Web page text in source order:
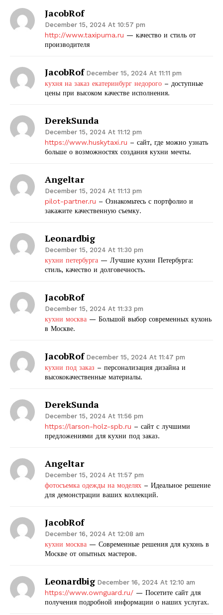
JacobRof
December 15, 2024 At 10:57 pm
http://www.taxipuma.ru — качество и стиль от
производителя
JacobRof December 15, 2024 At 11:11 pm
кухня на заказ екатеринбург недорого – доступные
цены при высоком качестве исполнения.
DerekSunda
December 15, 2024 At 11:12 pm
https://www.huskytaxi.ru – сайт, где можно узнать
больше о возможностях создания кухни мечты.
Angeltar
December 15, 2024 At 11:13 pm
pilot-partner.ru – Ознакомьтесь с портфолио и
закажите качественную съемку.
Leonardbig
December 15, 2024 At 11:30 pm
кухни петербурга — Лучшие кухни Петербурга:
стиль, качество и долговечность.
JacobRof
December 15, 2024 At 11:33 pm
кухни москва — Большой выбор современных кухонь
в Москве.
JacobRof December 15, 2024 At 11:47 pm
кухни под заказ – персонализация дизайна и
высококачественные материалы.
DerekSunda
December 15, 2024 At 11:56 pm
https://larson-holz-spb.ru – сайт с лучшими
предложениями для кухни под заказ.
Angeltar
December 15, 2024 At 11:57 pm
фотосъемка одежды на моделях – Идеальное решение
для демонстрации ваших коллекций.
JacobRof
December 16, 2024 At 12:08 am
кухни москва — Современные решения для кухонь в
Москве от опытных мастеров.
Leonardbig December 16, 2024 At 12:10 am
https://www.ownguard.ru/ — Посетите сайт для
получения подробной информации о наших услугах.